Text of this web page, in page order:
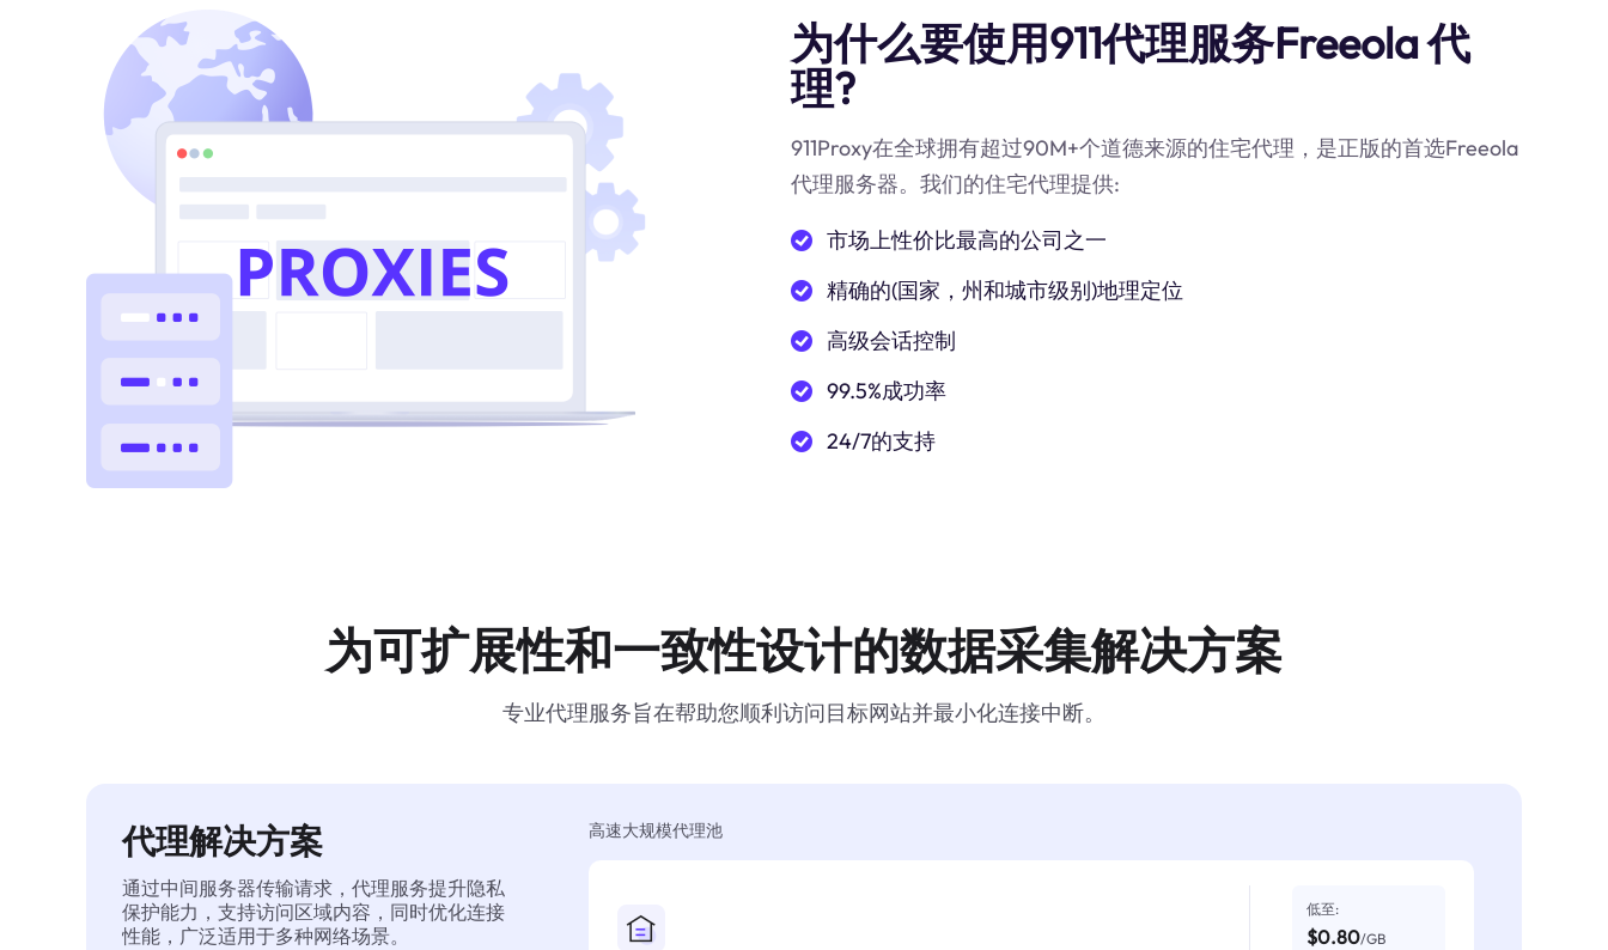
为什么要使用911代理服务Freeola 代
理?
911Proxy在全球拥有超过90M+个道德来源的住宅代理，是正版的首选Freeola
代理服务器。我们的住宅代理提供:
市场上性价比最高的公司之一
精确的(国家，州和城市级别)地理定位
高级会话控制
99.5%成功率
24/7的支持
为可扩展性和一致性设计的数据采集解决方案
专业代理服务旨在帮助您顺利访问目标网站并最小化连接中断。
代理解决方案
通过中间服务器传输请求，代理服务提升隐私
保护能力，支持访问区域内容，同时优化连接
性能，广泛适用于多种网络场景。
高速大规模代理池
低至:
$0.80/GB